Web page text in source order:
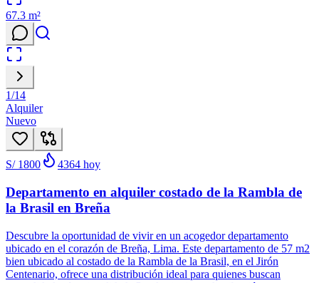
67.3 m²
1/14
Alquiler
Nuevo
S/ 1800 4364 hoy
Departamento en alquiler costado de la Rambla de
la Brasil en Breña
Descubre la oportunidad de vivir en un acogedor departamento
ubicado en el corazón de Breña, Lima. Este departamento de 57 m2
bien ubicado al costado de la Rambla de la Brasil, en el Jirón
Centenario, ofrece una distribución ideal para quienes buscan